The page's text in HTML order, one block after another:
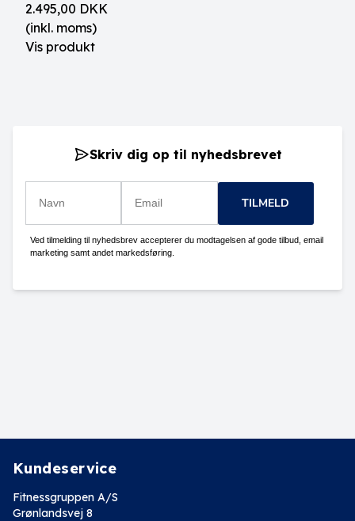
2.495,00 DKK
(inkl. moms)
Vis produkt
Skriv dig op til nyhedsbrevet
TILMELD
Ved tilmelding til nyhedsbrev accepterer du modtagelsen af gode tilbud, email
marketing samt andet markedsføring.
Kundeservice
Fitnessgruppen A/S
Grønlandsvej 8